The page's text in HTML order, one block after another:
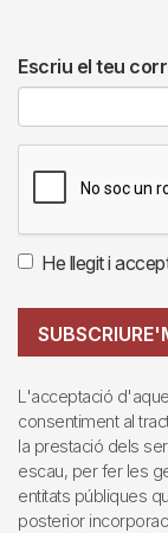
Escriu el teu
He llegit i
L'acceptació
consentiment al
la prestació dels
escau, per fer les
entitats públiques
posterior